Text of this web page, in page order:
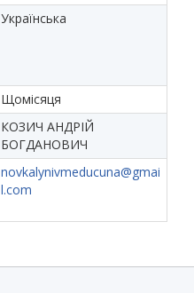
Українська
Щомісяця
КОЗИЧ АНДРІЙ
БОГДАНОВИЧ
novkalynivmeducuna@gmai
l.com